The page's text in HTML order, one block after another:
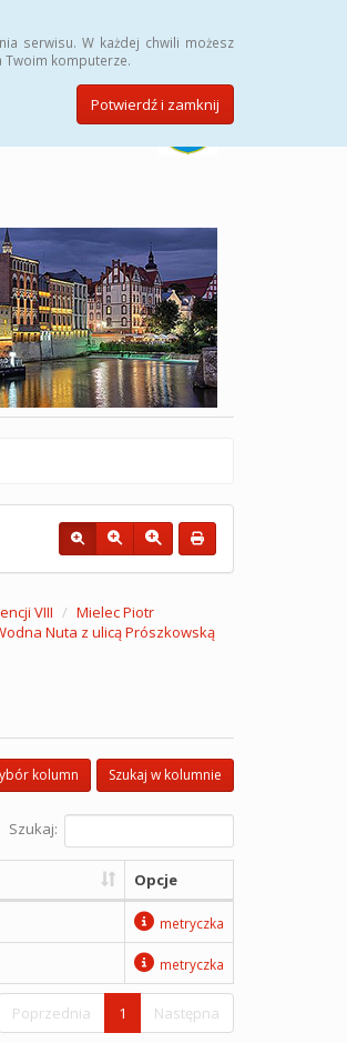
serwisu. W każdej chwili możesz
Twoim komputerze.
Potwierdź i zamknij
VIII
Mielec Piotr
Nuta z ulicą Prószkowską
Szukaj w kolumnie
kolumn
Szukaj:
Opcje
metryczka
metryczka
Poprzednia 1 Następna